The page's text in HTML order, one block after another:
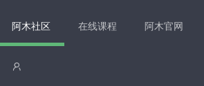
阿木社区 在线课程 阿木官网